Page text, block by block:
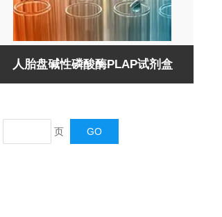
人胎盘碱性磷酸酶PLAP试剂盒
页